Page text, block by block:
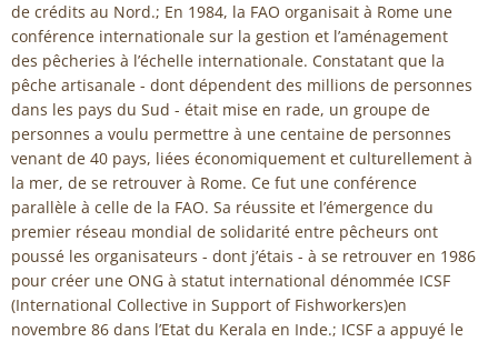
de crédits au Nord.; En 1984, la FAO organisait à Rome une
conférence internationale sur la gestion et l’aménagement
des pêcheries à l’échelle internationale. Constatant que la
pêche artisanale - dont dépendent des millions de personnes
dans les pays du Sud - était mise en rade, un groupe de
personnes a voulu permettre à une centaine de personnes
venant de 40 pays, liées économiquement et culturellement à
la mer, de se retrouver à Rome. Ce fut une conférence
parallèle à celle de la FAO. Sa réussite et l’émergence du
premier réseau mondial de solidarité entre pêcheurs ont
poussé les organisateurs - dont j’étais - à se retrouver en 1986
pour créer une ONG à statut international dénommée ICSF
(International Collective in Support of Fishworkers)en
novembre 86 dans l’Etat du Kerala en Inde.; ICSF a appuyé le